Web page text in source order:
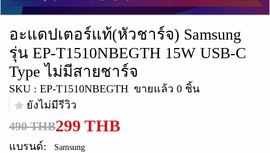
อะแดปเตอร์แท้(หัวชาร์จ) Samsung
รุ่น EP-T1510NBEGTH 15W USB-C
Type ไม่มีสายชาร์จ
SKU : EP-T1510NBEGTH ขายแล้ว 0 ชิ้น
ยังไม่มีรีวิว
490 THB299 THB
แบรนด์: Samsung